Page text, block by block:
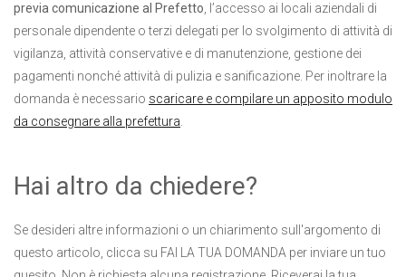
previa comunicazione al Prefetto, l’accesso ai locali aziendali di
personale dipendente o terzi delegati per lo svolgimento di attività di
vigilanza, attività conservative e di manutenzione, gestione dei
pagamenti nonché attività di pulizia e sanificazione. Per inoltrare la
domanda è necessario scaricare e compilare un apposito modulo
da consegnare alla prefettura.
Hai altro da chiedere?
Se desideri altre informazioni o un chiarimento sull'argomento di
questo articolo, clicca su FAI LA TUA DOMANDA per inviare un tuo